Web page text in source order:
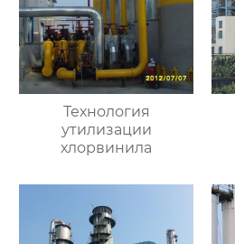
Технология
утилизации
хлорвинила